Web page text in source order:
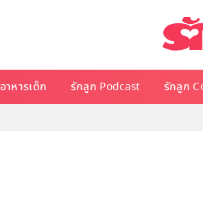
อาหารเด็ก รักลูก Podcast รักลูก